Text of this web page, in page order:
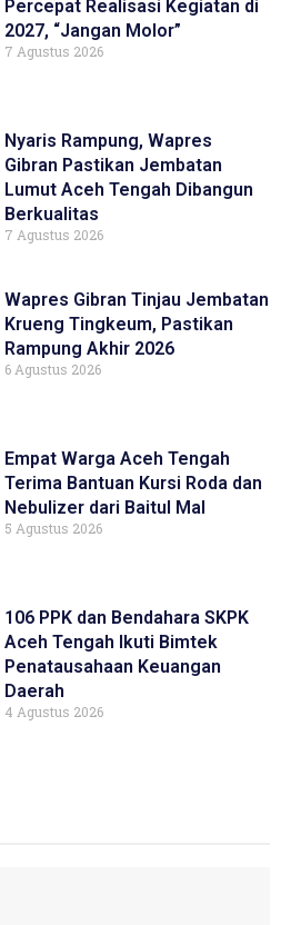
Percepat Realisasi Kegiatan di
2027, “Jangan Molor”
7 Agustus 2026
Nyaris Rampung, Wapres
Gibran Pastikan Jembatan
Lumut Aceh Tengah Dibangun
Berkualitas
7 Agustus 2026
Wapres Gibran Tinjau Jembatan
Krueng Tingkeum, Pastikan
Rampung Akhir 2026
6 Agustus 2026
Empat Warga Aceh Tengah
Terima Bantuan Kursi Roda dan
Nebulizer dari Baitul Mal
5 Agustus 2026
106 PPK dan Bendahara SKPK
Aceh Tengah Ikuti Bimtek
Penatausahaan Keuangan
Daerah
4 Agustus 2026